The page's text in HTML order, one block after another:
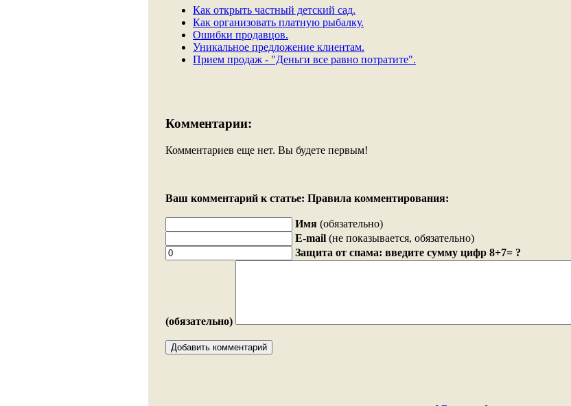
Как открыть частный детский сад.
Как организовать платную рыбалку.
Ошибки продавцов.
Уникальное предложение клиентам.
Прием продаж - "Деньги все равно потратите".
Комментарии:
Комментариев еще нет. Вы будете первым!
Ваш комментарий к статье: Правила комментирования:
Имя (обязательно)
E-mail (не показывается, обязательно)
Защита от спама: введите сумму цифр 8+7= ?
(обязательно)